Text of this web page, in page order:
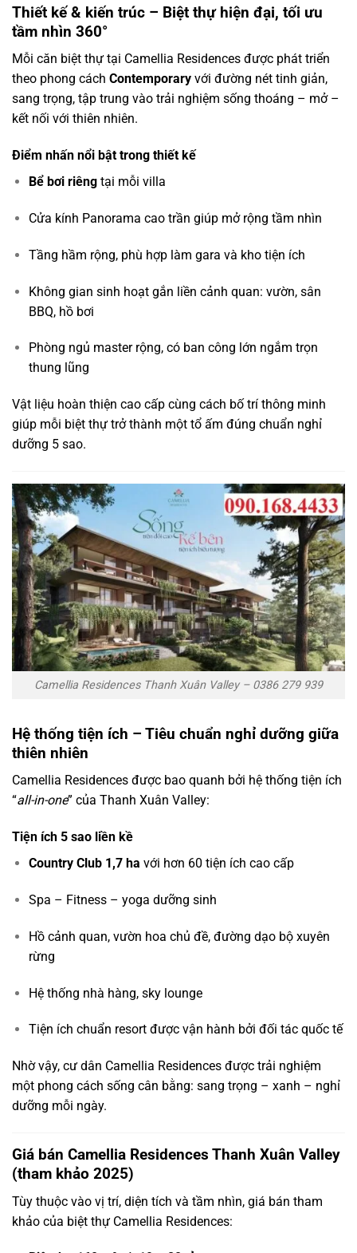
Thiết kế & kiến trúc – Biệt thự hiện đại, tối ưu
tầm nhìn 360°
Mỗi căn biệt thự tại Camellia Residences được phát triển
theo phong cách Contemporary với đường nét tinh giản,
sang trọng, tập trung vào trải nghiệm sống thoáng – mở –
kết nối với thiên nhiên.
Điểm nhấn nổi bật trong thiết kế
Bể bơi riêngtại mỗi villa
Cửa kính Panorama cao trần giúp mở rộng tầm nhìn
Tầng hầm rộng, phù hợp làm gara và kho tiện ích
Không gian sinh hoạt gắn liền cảnh quan: vườn, sân
BBQ, hồ bơi
Phòng ngủ master rộng, có ban công lớn ngắm trọn
thung lũng
Vật liệu hoàn thiện cao cấp cùng cách bố trí thông minh
giúp mỗi biệt thự trở thành một tổ ấm đúng chuẩn nghỉ
dưỡng 5 sao.
Camellia Residences Thanh Xuân Valley – 0386 279 939
Hệ thống tiện ích – Tiêu chuẩn nghỉ dưỡng giữa
thiên nhiên
Camellia Residences được bao quanh bởi hệ thống tiện ích
“all-in-one” của Thanh Xuân Valley:
Tiện ích 5 sao liền kề
Country Club 1,7 ha với hơn 60 tiện ích cao cấp
Spa – Fitness – yoga dưỡng sinh
Hồ cảnh quan, vườn hoa chủ đề, đường dạo bộ xuyên
rừng
Hệ thống nhà hàng, sky lounge
Tiện ích chuẩn resort được vận hành bởi đối tác quốc tế
Nhờ vậy, cư dân Camellia Residences được trải nghiệm
một phong cách sống cân bằng: sang trọng – xanh – nghỉ
dưỡng mỗi ngày.
Giá bán Camellia Residences Thanh Xuân Valley
(tham khảo 2025)
Tùy thuộc vào vị trí, diện tích và tầm nhìn, giá bán tham
khảo của biệt thự Camellia Residences: